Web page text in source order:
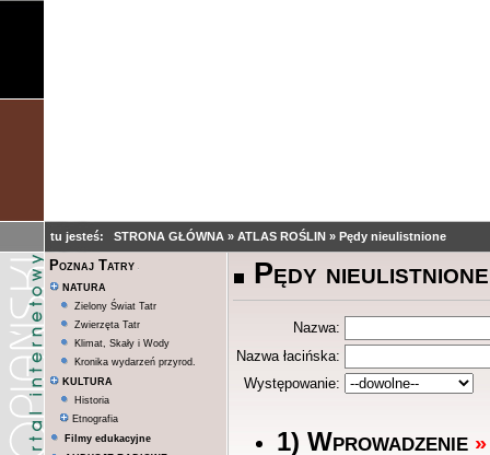
tu jesteś: STRONA GŁÓWNA » ATLAS ROŚLIN » Pędy nieulistnione
Poznaj Tatry
NATURA
Zielony Świat Tatr
Zwierzęta Tatr
Klimat, Skały i Wody
Kronika wydarzeń przyrod.
KULTURA
Historia
Etnografia
Filmy edukacyjne
Pędy nieulistnione
Nazwa:
Nazwa łacińska:
Występowanie:
1) Wprowadzenie »